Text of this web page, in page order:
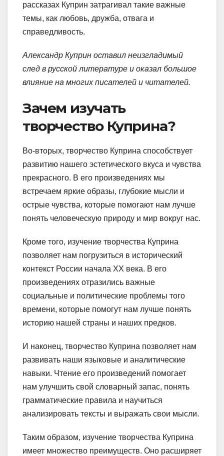
рассказах Куприн затрагивал такие важные
темы, как любовь, дружба, отвага и
справедливость.
Александр Куприн оставил неизгладимый
след в русской литературе и оказал большое
влияние на многих писателей и читателей.
Зачем изучать
творчество Куприна?
Во-вторых, творчество Куприна способствует
развитию нашего эстетического вкуса и чувства
прекрасного. В его произведениях мы
встречаем яркие образы, глубокие мысли и
острые чувства, которые помогают нам лучше
понять человеческую природу и мир вокруг нас.
Кроме того, изучение творчества Куприна
позволяет нам погрузиться в исторический
контекст России начала XX века. В его
произведениях отразились важные
социальные и политические проблемы того
времени, которые помогут нам лучше понять
историю нашей страны и наших предков.
И наконец, творчество Куприна позволяет нам
развивать наши языковые и аналитические
навыки. Чтение его произведений помогает
нам улучшить свой словарный запас, понять
грамматические правила и научиться
анализировать тексты и выражать свои мысли.
Таким образом, изучение творчества Куприна
имеет множество преимуществ. Оно расширяет